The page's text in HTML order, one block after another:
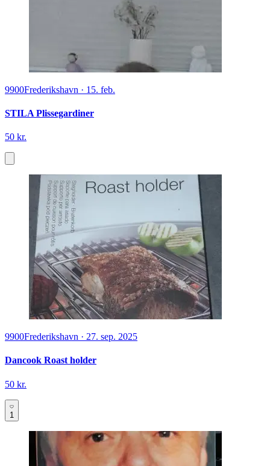
9900Frederikshavn · 15. feb.
STILA Plissegardiner
50 kr.
9900Frederikshavn · 27. sep. 2025
Dancook Roast holder
50 kr.
1